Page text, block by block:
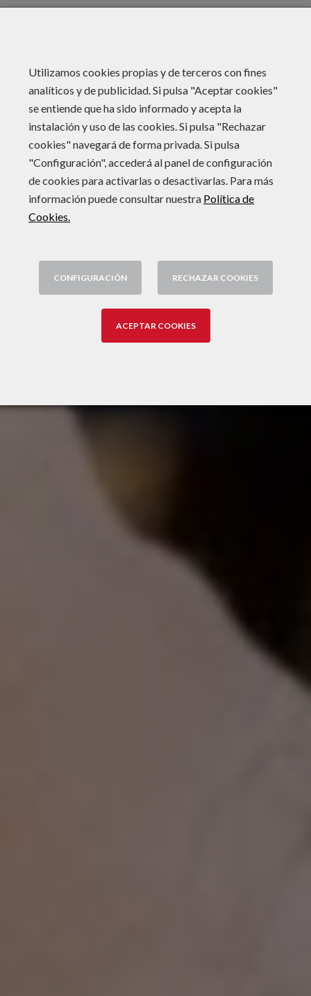
Utilizamos cookies propias y de terceros con fines
analíticos y de publicidad. Si pulsa "Aceptar cookies"
se entiende que ha sido informado y acepta la
instalación y uso de las cookies. Si pulsa "Rechazar
cookies" navegará de forma privada. Si pulsa
"Configuración", accederá al panel de configuración
de cookies para activarlas o desactivarlas. Para más
información puede consultar nuestra Política de
Cookies.
CONFIGURACIÓN RECHAZAR COOKIES
ACEPTAR COOKIES
Las
personas,
nuestro
centro